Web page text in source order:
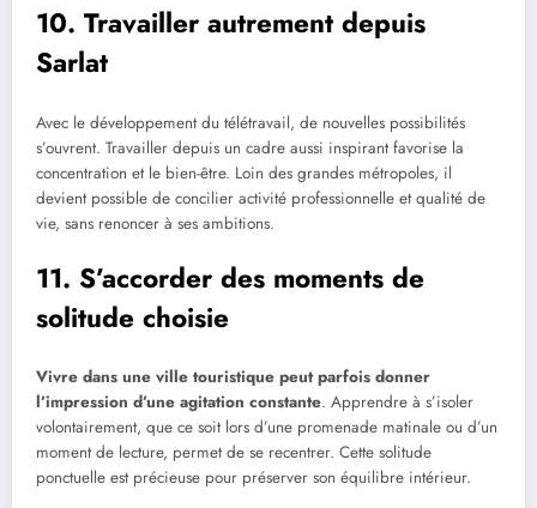
10. Travailler autrement depuis
Sarlat
Avec le développement du télétravail, de nouvelles possibilités
s’ouvrent. Travailler depuis un cadre aussi inspirant favorise la
concentration et le bien-être. Loin des grandes métropoles, il
devient possible de concilier activité professionnelle et qualité de
vie, sans renoncer à ses ambitions.
11. S’accorder des moments de
solitude choisie
Vivre dans une ville touristique peut parfois donner
l’impression d’une agitation constante. Apprendre à s’isoler
volontairement, que ce soit lors d’une promenade matinale ou d’un
moment de lecture, permet de se recentrer. Cette solitude
ponctuelle est précieuse pour préserver son équilibre intérieur.